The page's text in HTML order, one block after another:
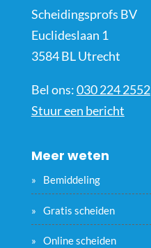
Scheidingsprofs BV
Euclideslaan 1
3584 BL Utrecht
Bel ons:030 224 2552
Stuur een bericht
Meer weten
Bemiddeling
Gratis scheiden
Online scheiden